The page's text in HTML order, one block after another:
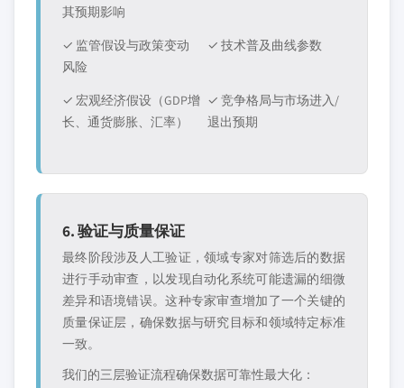
其预期影响
✓ 监管假设与政策变动
风险
✓ 技术普及曲线参数
✓ 宏观经济假设（GDP增
长、通货膨胀、汇率）
✓ 竞争格局与市场进入/
退出预期
6. 验证与质量保证
最终阶段涉及人工验证，领域专家对筛选后的数据
进行手动审查，以发现自动化系统可能遗漏的细微
差异和语境错误。这种专家审查增加了一个关键的
质量保证层，确保数据与研究目标和领域特定标准
一致。
我们的三层验证流程确保数据可靠性最大化：